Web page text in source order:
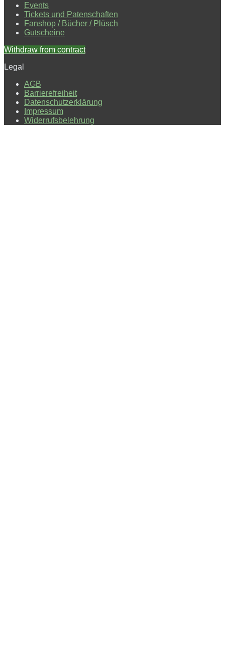
Events
Tickets und Patenschaften
Fanshop / Bücher / Plüsch
Gutscheine
Withdraw from contract
Legal
AGB
Barrierefreiheit
Datenschutzerklärung
Impressum
Widerrufsbelehrung